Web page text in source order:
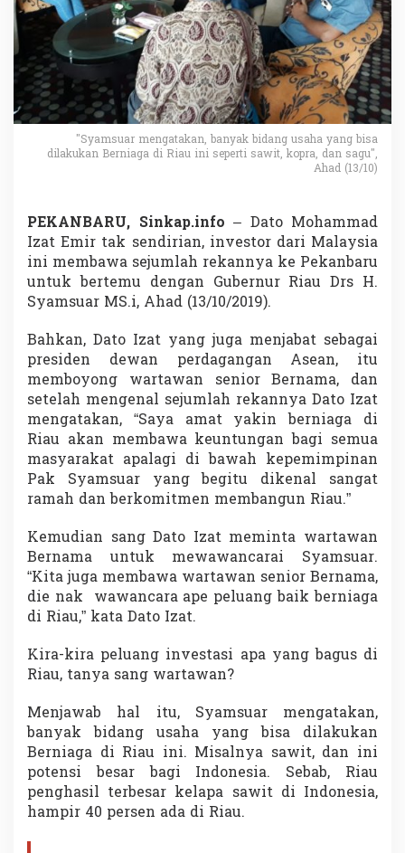
e
s
t
o
r
M
a
l
a
y
Y
a
k
i
n
d
R
i
a
B
a
w
a
K
e
t
u
n
g
a
"Syamsuar mengatakan, banyak bidang usaha yang bisa
dilakukan Berniaga di Riau ini seperti sawit, kopra, dan sagu",
Ahad (13/10)
PEKANBARU, Sinkap.info – Dato Mohammad
Izat Emir tak sendirian, investor dari Malaysia
ini membawa sejumlah rekannya ke Pekanbaru
untuk bertemu dengan Gubernur Riau Drs H.
Syamsuar MS.i, Ahad (13/10/2019).
Bahkan, Dato Izat yang juga menjabat sebagai
presiden dewan perdagangan Asean, itu
memboyong wartawan senior Bernama, dan
setelah mengenal sejumlah rekannya Dato Izat
mengatakan, “Saya amat yakin berniaga di
Riau akan membawa keuntungan bagi semua
masyarakat apalagi di bawah kepemimpinan
Pak Syamsuar yang begitu dikenal sangat
ramah dan berkomitmen membangun Riau.”
Kemudian sang Dato Izat meminta wartawan
Bernama untuk mewawancarai Syamsuar.
“Kita juga membawa wartawan senior Bernama,
die nak wawancara ape peluang baik berniaga
di Riau,” kata Dato Izat.
Kira-kira peluang investasi apa yang bagus di
Riau, tanya sang wartawan?
Menjawab hal itu, Syamsuar mengatakan,
banyak bidang usaha yang bisa dilakukan
Berniaga di Riau ini. Misalnya sawit, dan ini
potensi besar bagi Indonesia. Sebab, Riau
penghasil terbesar kelapa sawit di Indonesia,
hampir 40 persen ada di Riau.